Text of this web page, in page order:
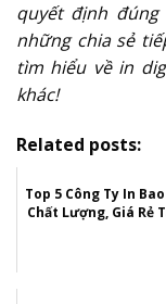
quyết định
những chia sẻ
tìm hiểu về in
khác!
Related posts:
Top 5 Công Ty In
Chất Lượng, Giá Rẻ